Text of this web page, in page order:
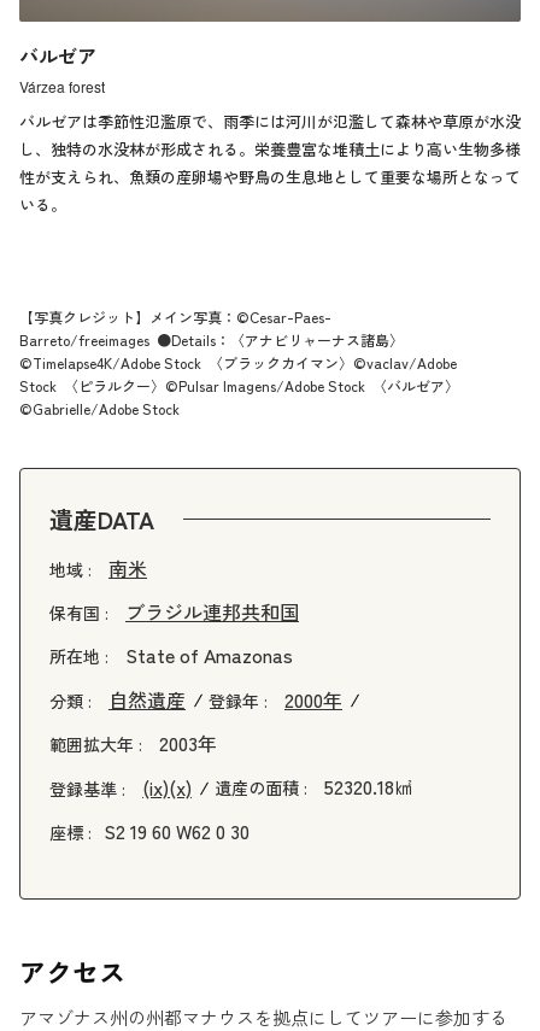
バルゼア
Várzea forest
バルゼアは季節性氾濫原で、雨季には河川が氾濫して森林や草原が水没
し、独特の水没林が形成される。栄養豊富な堆積土により高い生物多様
性が支えられ、魚類の産卵場や野鳥の生息地として重要な場所となって
いる。
【写真クレジット】メイン写真：©Cesar-Paes-
Barreto/freeimages ●Details：〈アナビリャーナス諸島〉
©Timelapse4K/Adobe Stock 〈ブラックカイマン〉©vaclav/Adobe
Stock 〈ピラルクー〉©Pulsar Imagens/Adobe Stock 〈バルゼア〉
©Gabrielle/Adobe Stock
遺産DATA
地域 : 南米
保有国 : ブラジル連邦共和国
所在地 : State of Amazonas
分類 : 自然遺産 登録年 : 2000年
範囲拡大年 : 2003年
登録基準 : (ix)(x) 遺産の面積 : 52320.18㎢
座標 : S2 19 60 W62 0 30
アクセス
アマゾナス州の州都マナウスを拠点にしてツアーに参加する